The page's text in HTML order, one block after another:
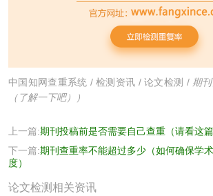
中国知网查重系统 /检测资讯 / 论文检测 / 期
（了解一下吧））
上一篇:期刊投稿前是否需要自己查重（请看这篇
下一篇:期刊查重率不能超过多少（如何确保学
度）
论文检测相关资讯